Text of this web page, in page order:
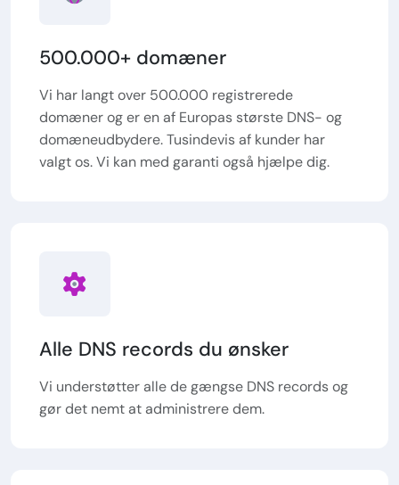
500.000+ domæner
Vi har langt over 500.000 registrerede
domæner og er en af Europas største DNS- og
domæneudbydere. Tusindevis af kunder har
valgt os. Vi kan med garanti også hjælpe dig.
Alle DNS records du ønsker
Vi understøtter alle de gængse DNS records og
gør det nemt at administrere dem.